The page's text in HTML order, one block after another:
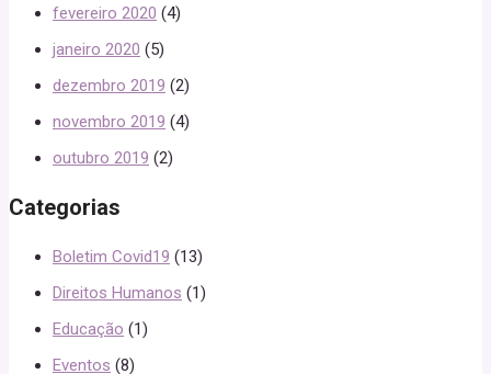
fevereiro 2020 (4)
janeiro 2020 (5)
dezembro 2019 (2)
novembro 2019 (4)
outubro 2019 (2)
Categorias
Boletim Covid19 (13)
Direitos Humanos (1)
Educação (1)
Eventos (8)